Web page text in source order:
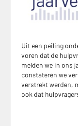
Uit een peiling
voren dat de
melden we in ons
constateren we
verstrekt werden,
ook dat